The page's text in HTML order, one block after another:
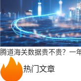
腾道海关数据贵不贵？一
热门文章